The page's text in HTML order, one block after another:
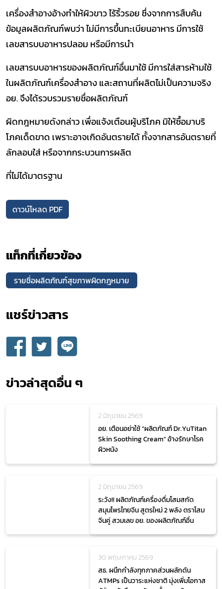
เครื่องสำอางอ้างทำให้ผิวขาว ไร้ริ้วรอย ซึ่งจากการสืบค้น
ข้อมูลผลิตภัณฑ์พบว่า ไม่มีการขึ้นทะเบียนอาหาร มีการใช้
เลขสารบบอาหารปลอม หรือมีการนำ
เลขสารบบอาหารของผลิตภัณฑ์อื่นมาใช้ มีการใส่สารห้ามใช้
ในผลิตภัณฑ์เครื่องสำอาง และสถานที่ผลิตไม่เป็นความจริง
อย. จึงได้รวบรวมรายชื่อผลิตภัณฑ์
ผิดกฎหมายดังกล่าว เพื่อแจ้งเตือนผู้บริโภค มิให้ซื้อมาบริ
โภคเด็ดขาด เพราะอาจเกิดอันตรายได้ ทั้งจากสารอันตรายที่
ลักลอบใส่ หรือจากกระบวนการผลิต
ที่ไม่ได้มาตรฐาน
ดาวน์โหลด PDF
แท็กที่เกี่ยวข้อง
รายชื่อผลิตภัณฑ์สุขภาพผิดกฎหมาย
แชร์ข่าวสาร​
ข่าวล่าสุดอื่น ๆ
2 มิถุนายน 2569
อย. เตือนอย่าใช้ “ผลิตภัณฑ์ Dr.YuTitan
Skin Soothing Cream” อ้างรักษาโรค
ผิวหนัง
2 มิถุนายน 2569
ระวัง!! ผลิตภัณฑ์เครื่องดื่มโสมสกัด
สมุนไพรไทยจีน สูตรใหม่ 2 พลัง ตราโสม
จีนคู่ สวมเลข อย. ของผลิตภัณฑ์อื่น
30 พฤษภาคม 2569
สธ. ผนึกกำลังทุกภาคส่วนผลักดัน
ATMPs เป็นวาระแห่งชาติ มุ่งเพิ่มโอกาส